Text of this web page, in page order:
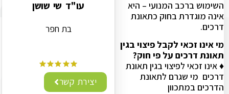
השימוש ברכב המנועי – היא
אינה מוגדרת בחוק כתאונת
דרכים.
מי אינו זכאי לקבל פיצוי בגין
תאונת דרכים על פי חוק?
♦ אינו זכאי לפיצוי בגין תאונת
דרכים מי שגרם לתאונת
הדרכים במתכוון
עו"ד שי שושן
בת חפר
יצירת קשר